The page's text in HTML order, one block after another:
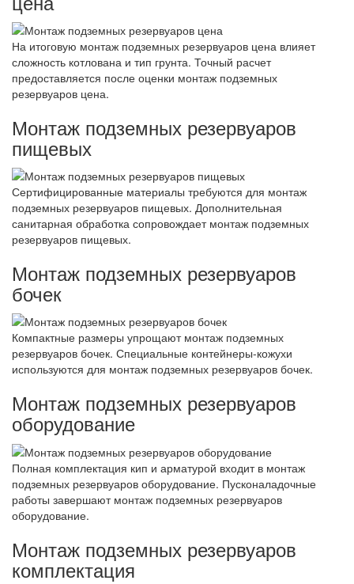
На итоговую монтаж подземных резервуаров цена влияет
сложность котлована и тип грунта. Точный расчет
предоставляется после оценки монтаж подземных
резервуаров цена.
Монтаж подземных резервуаров
пищевых
Сертифицированные материалы требуются для монтаж
подземных резервуаров пищевых. Дополнительная
санитарная обработка сопровождает монтаж подземных
резервуаров пищевых.
Монтаж подземных резервуаров
бочек
Компактные размеры упрощают монтаж подземных
резервуаров бочек. Специальные контейнеры-кожухи
используются для монтаж подземных резервуаров бочек.
Монтаж подземных резервуаров
оборудование
Полная комплектация кип и арматурой входит в монтаж
подземных резервуаров оборудование. Пусконаладочные
работы завершают монтаж подземных резервуаров
оборудование.
Монтаж подземных резервуаров
комплектация